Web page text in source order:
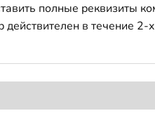
полные реквизиты
в течение 2-